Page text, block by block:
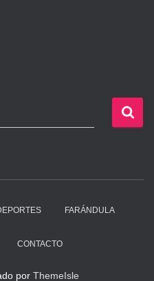
FARÁNDULA
CONTACTO
por ThemeIsle